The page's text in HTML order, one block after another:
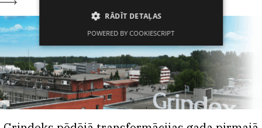
RĀDĪT DETAĻAS
POWERED BY COOKIESCRIPT